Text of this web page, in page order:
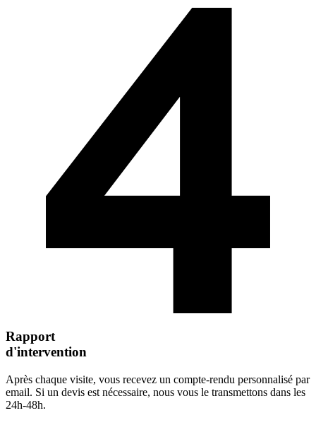
Rapport
d'intervention
Après chaque visite, vous recevez un compte-rendu personnalisé par
email. Si un devis est nécessaire, nous vous le transmettons dans les
24h-48h.